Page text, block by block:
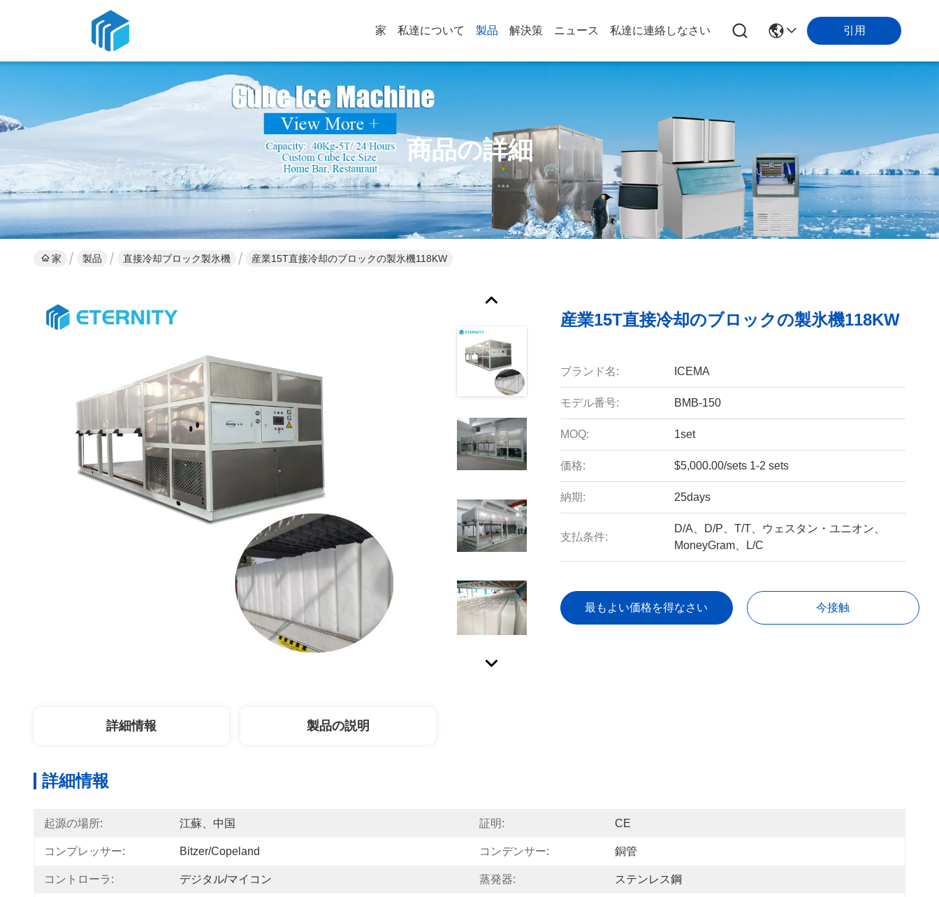
家 私達について 製品 解決策 ニュース 私達に連絡しなさい 引用
商品の詳細
家 製品 直接冷却ブロック製氷機 産業15T直接冷却のブロックの製氷機118KW
産業15T直接冷却のブロックの製氷機118KW
ブランド名: ICEMA
モデル番号: BMB-150
MOQ: 1set
価格: $5,000.00/sets 1-2 sets
納期: 25days
支払条件:
D/A、D/P、T/T、ウェスタン・ユニオン、
MoneyGram、L/C
最もよい価格を得なさい 今接触
詳細情報 製品の説明
詳細情報
起源の場所: 江蘇、中国 証明: CE
コンプレッサー: Bitzer/Copeland コンデンサー: 銅管
コントローラ: デジタル/マイコン 蒸発器: ステンレス鋼